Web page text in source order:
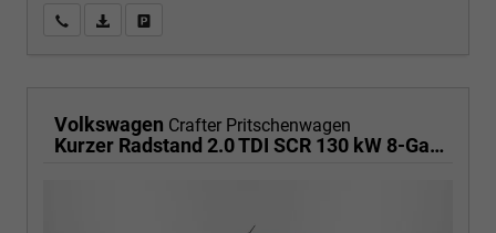
Wir rufen Sie anPDF-Fahrzeugexposé drucken
Volkswagen Crafter Pritschenwagen
Kurzer Radstand 2.0 TDI SCR 130 kW 8-Gang Automatik, Klima